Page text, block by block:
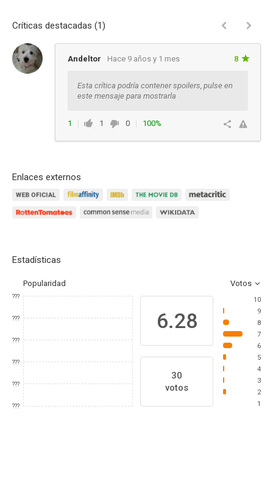
Críticas destacadas (1)
Andeltor Hace 9 años y 1 mes 8
Esta crítica podría contener spoilers, pulse en
este mensaje para mostrarla
1 1 0
100%
Enlaces externos
Estadísticas
Popularidad Votos
???
???
???
???
???
???
6.28
30
votos
10
9
8
7
6
5
4
3
2
1